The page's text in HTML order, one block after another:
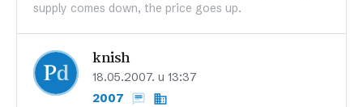
supply comes down, the price goes up.
knish
18.05.2007. u 13:37
2007